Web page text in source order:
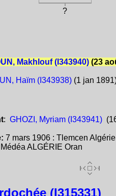
?
Makhlouf (I343940)(23
Haïm (I343938)(1 jan
: GHOZI, Myriam (I343941)
7 mars 1906 : Tlemcen Algérie
ALGÉRIE Oran
(I315331)